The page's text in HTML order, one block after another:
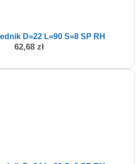
D=22 L=90 S=8 SP RH
62,68 zł